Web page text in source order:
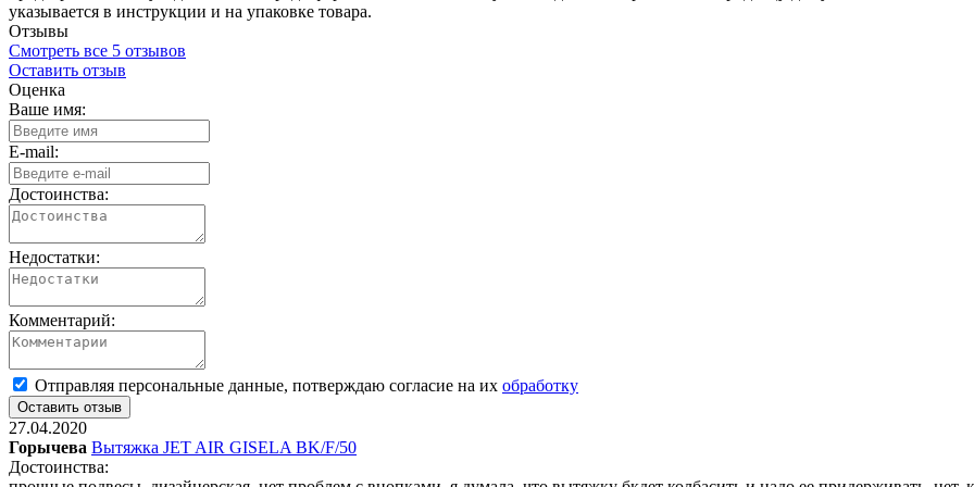
указывается в инструкции и на упаковке товара.
Отзывы
Смотреть все 5 отзывов
Оставить отзыв
Оценка
Ваше имя:
E-mail:
Достоинства:
Недостатки:
Комментарий:
Отправляя персональные данные, потверждаю согласие на их обработку
27.04.2020
Горычева Вытяжка JET AIR GISELA BK/F/50
Достоинства: